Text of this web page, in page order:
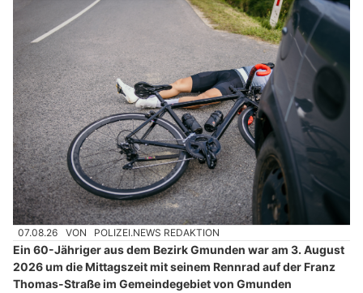
07.08.26 VON POLIZEI.NEWS REDAKTION
Ein 60-Jähriger aus dem Bezirk Gmunden war am 3. August
2026 um die Mittagszeit mit seinem Rennrad auf der Franz
Thomas-Straße im Gemeindegebiet von Gmunden